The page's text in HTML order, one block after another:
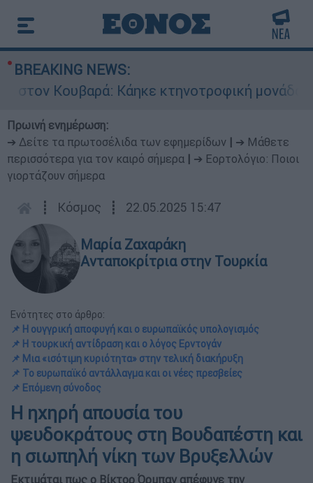
BREAKING NEWS:
Κουβαρά: Κάηκε κτηνοτροφική μονάδα -
Πρωινή ενημέρωση:
➔ Δείτε τα πρωτοσέλιδα των εφημερίδων
➔ Μάθετε
περισσότερα για τον καιρό σήμερα
➔ Εορτολόγιο: Ποιοι
γιορτάζουν σήμερα
┋ Κόσμος ┋ 22.05.2025 15:47
Μαρία Ζαχαράκη
Ανταποκρίτρια στην Τουρκία
Ενότητες στο άρθρο:
📌 Η ουγγρική αποφυγή και ο ευρωπαϊκός υπολογισμός
📌 Η τουρκική αντίδραση και ο λόγος Ερντογάν
📌 Μια «ισότιμη κυριότητα» στην τελική διακήρυξη
📌 Το ευρωπαϊκό αντάλλαγμα και οι νέες πρεσβείες
📌 Επόμενη σύνοδος
Η ηχηρή απουσία του
ψευδοκράτους στη Βουδαπέστη και
η σιωπηλή νίκη των Βρυξελλών
Εκτιμάται πως ο Βίκτορ Όρμπαν απέφυγε την